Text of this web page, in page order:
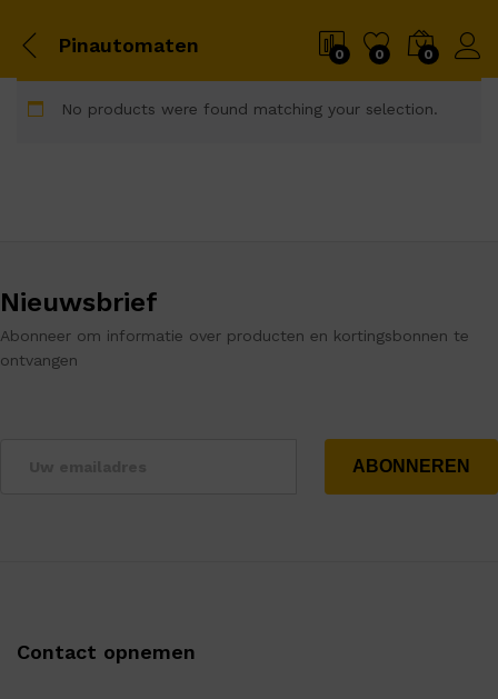
Pinautomaten 0 0 0
No products were found matching your selection.
Nieuwsbrief
Abonneer om informatie over producten en kortingsbonnen te
ontvangen
Contact opnemen